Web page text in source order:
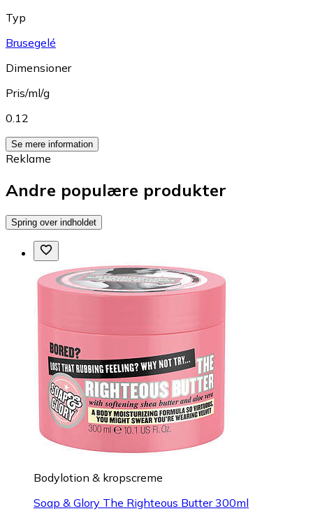
Typ
Brusegelé
Dimensioner
Pris/ml/g
0.12
Se mere information
Reklame
Andre populære produkter
Spring over indholdet
Bodylotion & kropscreme
Soap & Glory The Righteous Butter 300ml